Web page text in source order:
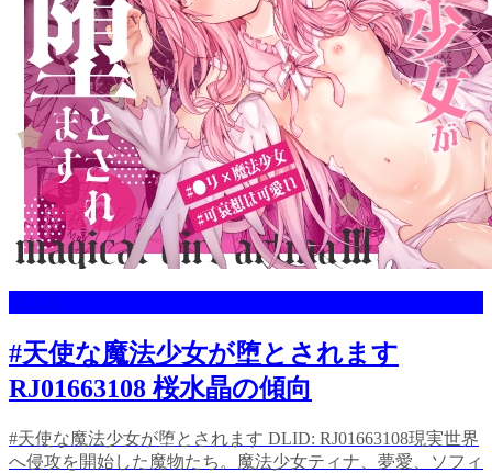
#天使な魔法少女が堕とされます
RJ01663108 桜水晶の傾向
#天使な魔法少女が堕とされます DLID: RJ01663108現実世界
へ侵攻を開始した魔物たち。魔法少女ティナ、夢愛、ソフィ